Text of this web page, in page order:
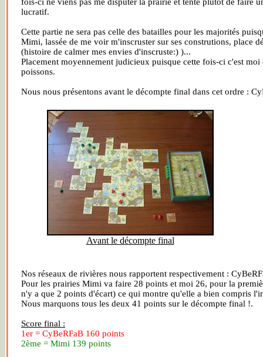
lucratif.
Cette partie ne sera pas celle des batailles pour les majorités
Mimi, lassée de me voir m'inscruster sur ses construtions, place
(histoire de calmer mes envies d'inscruste:) )...
Placement moyennement judicieux puisque cette fois-ci c'est
poissons.
Nous nous présentons avant le décompte final dans cet ordre :
Avant le décompte final
Nos réseaux de rivières nous rapportent respectivement :
Pour les prairies Mimi va faire 28 points et moi 26, pour la
n'y a que 2 points d'écart) ce qui montre qu'elle a bien compris
Nous marquons tous les deux 41 points sur le décompte final !.
Score final :
1er = CyBeRFaB 160 points
2ème = Mimi 139 points